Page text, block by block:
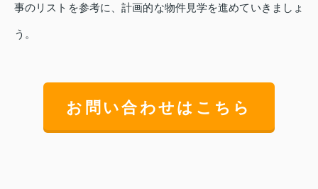
事のリストを参考に、計画的な物件見学を進めていきましょ
う。
お問い合わせはこちら